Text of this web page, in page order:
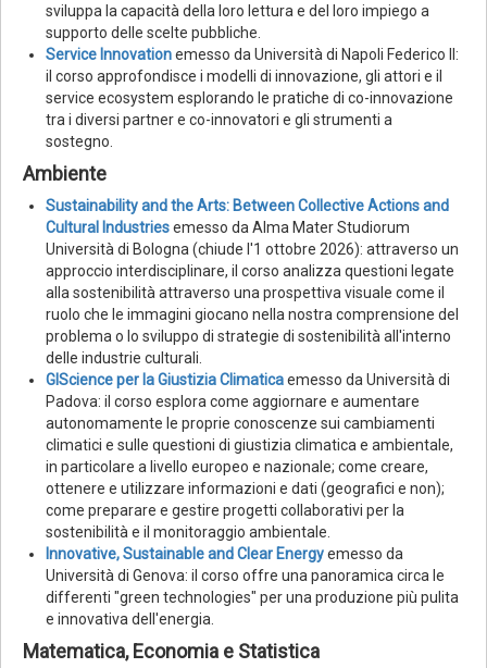
sviluppa la capacità della loro lettura e del loro impiego a
supporto delle scelte pubbliche.
Service Innovationemesso da Università di Napoli Federico II:
il corso approfondisce i modelli di innovazione, gli attori e il
service ecosystem esplorando le pratiche di co-innovazione
tra i diversi partner e co-innovatori e gli strumenti a
sostegno.
Ambiente
Sustainability and the Arts: Between Collective Actions and
Cultural Industriesemesso da Alma Mater Studiorum
Università di Bologna (chiude l'1 ottobre 2026): attraverso un
approccio interdisciplinare, il corso analizza questioni legate
alla sostenibilità attraverso una prospettiva visuale come il
ruolo che le immagini giocano nella nostra comprensione del
problema o lo sviluppo di strategie di sostenibilità all'interno
delle industrie culturali.
GIScience per la Giustizia Climaticaemesso da Università di
Padova: il corso esplora come aggiornare e aumentare
autonomamente le proprie conoscenze sui cambiamenti
climatici e sulle questioni di giustizia climatica e ambientale,
in particolare a livello europeo e nazionale; come creare,
ottenere e utilizzare informazioni e dati (geografici e non);
come preparare e gestire progetti collaborativi per la
sostenibilità e il monitoraggio ambientale.
Innovative, Sustainable and Clear Energyemesso da
Università di Genova: il corso offre una panoramica circa le
differenti "green technologies" per una produzione più pulita
e innovativa dell'energia.
Matematica, Economia e Statistica